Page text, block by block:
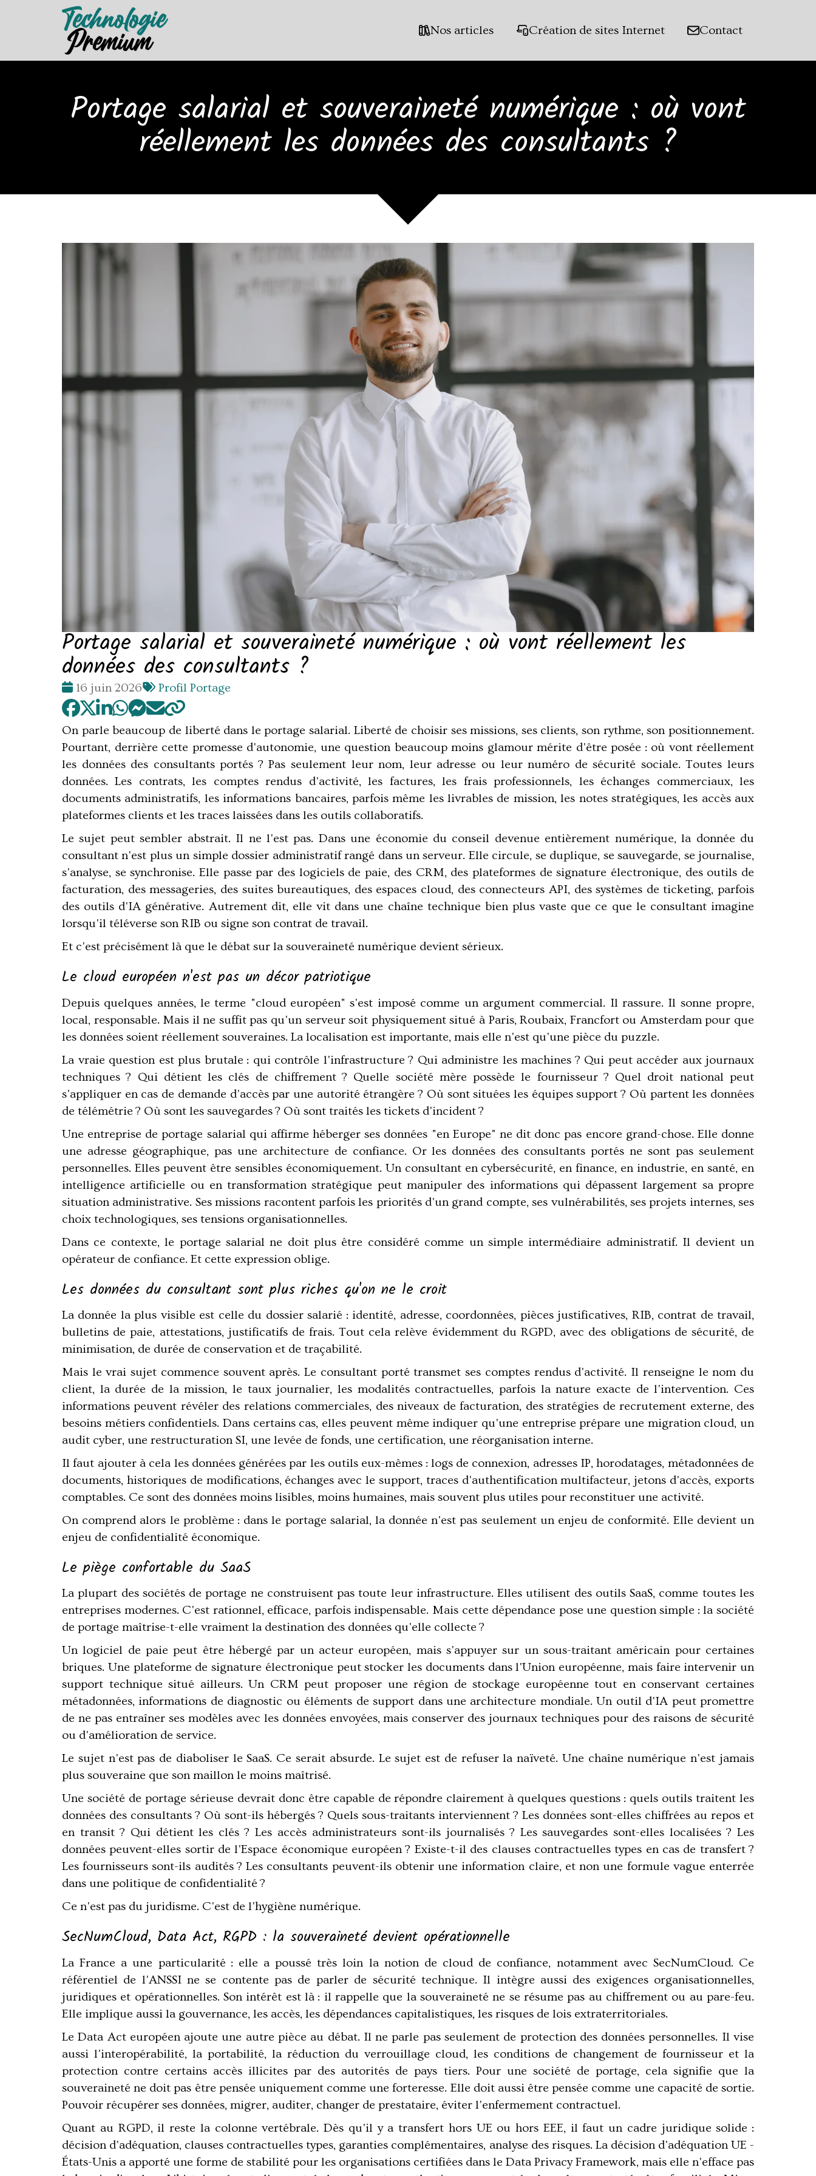
Nos articles Création de sites Internet Contact
Portage salarial et souveraineté numérique : où vont
réellement les données des consultants ?
Portage salarial et souveraineté numérique : où vont réellement les
données des consultants ?
Date
:
16 juin 2026
Tags
:
Profil Portage
On parle beaucoup de liberté dans le portage salarial. Liberté de choisir ses missions, ses clients, son rythme, son positionnement.
Pourtant, derrière cette promesse d'autonomie, une question beaucoup moins glamour mérite d'être posée : où vont réellement
les données des consultants portés ? Pas seulement leur nom, leur adresse ou leur numéro de sécurité sociale. Toutes leurs
données. Les contrats, les comptes rendus d'activité, les factures, les frais professionnels, les échanges commerciaux, les
documents administratifs, les informations bancaires, parfois même les livrables de mission, les notes stratégiques, les accès aux
plateformes clients et les traces laissées dans les outils collaboratifs.
Le sujet peut sembler abstrait. Il ne l'est pas. Dans une économie du conseil devenue entièrement numérique, la donnée du
consultant n'est plus un simple dossier administratif rangé dans un serveur. Elle circule, se duplique, se sauvegarde, se journalise,
s'analyse, se synchronise. Elle passe par des logiciels de paie, des CRM, des plateformes de signature électronique, des outils de
facturation, des messageries, des suites bureautiques, des espaces cloud, des connecteurs API, des systèmes de ticketing, parfois
des outils d'IA générative. Autrement dit, elle vit dans une chaîne technique bien plus vaste que ce que le consultant imagine
lorsqu'il téléverse son RIB ou signe son contrat de travail.
Et c'est précisément là que le débat sur la souveraineté numérique devient sérieux.
Le cloud européen n'est pas un décor patriotique
Depuis quelques années, le terme "cloud européen" s'est imposé comme un argument commercial. Il rassure. Il sonne propre,
local, responsable. Mais il ne suffit pas qu'un serveur soit physiquement situé à Paris, Roubaix, Francfort ou Amsterdam pour que
les données soient réellement souveraines. La localisation est importante, mais elle n'est qu'une pièce du puzzle.
La vraie question est plus brutale : qui contrôle l'infrastructure ? Qui administre les machines ? Qui peut accéder aux journaux
techniques ? Qui détient les clés de chiffrement ? Quelle société mère possède le fournisseur ? Quel droit national peut
s'appliquer en cas de demande d'accès par une autorité étrangère ? Où sont situées les équipes support ? Où partent les données
de télémétrie ? Où sont les sauvegardes ? Où sont traités les tickets d'incident ?
Une entreprise de portage salarial qui affirme héberger ses données "en Europe" ne dit donc pas encore grand-chose. Elle donne
une adresse géographique, pas une architecture de confiance. Or les données des consultants portés ne sont pas seulement
personnelles. Elles peuvent être sensibles économiquement. Un consultant en cybersécurité, en finance, en industrie, en santé, en
intelligence artificielle ou en transformation stratégique peut manipuler des informations qui dépassent largement sa propre
situation administrative. Ses missions racontent parfois les priorités d'un grand compte, ses vulnérabilités, ses projets internes, ses
choix technologiques, ses tensions organisationnelles.
Dans ce contexte, le portage salarial ne doit plus être considéré comme un simple intermédiaire administratif. Il devient un
opérateur de confiance. Et cette expression oblige.
Les données du consultant sont plus riches qu'on ne le croit
La donnée la plus visible est celle du dossier salarié : identité, adresse, coordonnées, pièces justificatives, RIB, contrat de travail,
bulletins de paie, attestations, justificatifs de frais. Tout cela relève évidemment du RGPD, avec des obligations de sécurité, de
minimisation, de durée de conservation et de traçabilité.
Mais le vrai sujet commence souvent après. Le consultant porté transmet ses comptes rendus d'activité. Il renseigne le nom du
client, la durée de la mission, le taux journalier, les modalités contractuelles, parfois la nature exacte de l'intervention. Ces
informations peuvent révéler des relations commerciales, des niveaux de facturation, des stratégies de recrutement externe, des
besoins métiers confidentiels. Dans certains cas, elles peuvent même indiquer qu'une entreprise prépare une migration cloud, un
audit cyber, une restructuration SI, une levée de fonds, une certification, une réorganisation interne.
Il faut ajouter à cela les données générées par les outils eux-mêmes : logs de connexion, adresses IP, horodatages, métadonnées de
documents, historiques de modifications, échanges avec le support, traces d'authentification multifacteur, jetons d'accès, exports
comptables. Ce sont des données moins lisibles, moins humaines, mais souvent plus utiles pour reconstituer une activité.
On comprend alors le problème : dans le portage salarial, la donnée n'est pas seulement un enjeu de conformité. Elle devient un
enjeu de confidentialité économique.
Le piège confortable du SaaS
La plupart des sociétés de portage ne construisent pas toute leur infrastructure. Elles utilisent des outils SaaS, comme toutes les
entreprises modernes. C'est rationnel, efficace, parfois indispensable. Mais cette dépendance pose une question simple : la société
de portage maîtrise-t-elle vraiment la destination des données qu'elle collecte ?
Un logiciel de paie peut être hébergé par un acteur européen, mais s'appuyer sur un sous-traitant américain pour certaines
briques. Une plateforme de signature électronique peut stocker les documents dans l'Union européenne, mais faire intervenir un
support technique situé ailleurs. Un CRM peut proposer une région de stockage européenne tout en conservant certaines
métadonnées, informations de diagnostic ou éléments de support dans une architecture mondiale. Un outil d'IA peut promettre
de ne pas entraîner ses modèles avec les données envoyées, mais conserver des journaux techniques pour des raisons de sécurité
ou d'amélioration de service.
Le sujet n'est pas de diaboliser le SaaS. Ce serait absurde. Le sujet est de refuser la naïveté. Une chaîne numérique n'est jamais
plus souveraine que son maillon le moins maîtrisé.
Une société de portage sérieuse devrait donc être capable de répondre clairement à quelques questions : quels outils traitent les
données des consultants ? Où sont-ils hébergés ? Quels sous-traitants interviennent ? Les données sont-elles chiffrées au repos et
en transit ? Qui détient les clés ? Les accès administrateurs sont-ils journalisés ? Les sauvegardes sont-elles localisées ? Les
données peuvent-elles sortir de l'Espace économique européen ? Existe-t-il des clauses contractuelles types en cas de transfert ?
Les fournisseurs sont-ils audités ? Les consultants peuvent-ils obtenir une information claire, et non une formule vague enterrée
dans une politique de confidentialité ?
Ce n'est pas du juridisme. C'est de l'hygiène numérique.
SecNumCloud, Data Act, RGPD : la souveraineté devient opérationnelle
La France a une particularité : elle a poussé très loin la notion de cloud de confiance, notamment avec SecNumCloud. Ce
référentiel de l'ANSSI ne se contente pas de parler de sécurité technique. Il intègre aussi des exigences organisationnelles,
juridiques et opérationnelles. Son intérêt est là : il rappelle que la souveraineté ne se résume pas au chiffrement ou au pare-feu.
Elle implique aussi la gouvernance, les accès, les dépendances capitalistiques, les risques de lois extraterritoriales.
Le Data Act européen ajoute une autre pièce au débat. Il ne parle pas seulement de protection des données personnelles. Il vise
aussi l'interopérabilité, la portabilité, la réduction du verrouillage cloud, les conditions de changement de fournisseur et la
protection contre certains accès illicites par des autorités de pays tiers. Pour une société de portage, cela signifie que la
souveraineté ne doit pas être pensée uniquement comme une forteresse. Elle doit aussi être pensée comme une capacité de sortie.
Pouvoir récupérer ses données, migrer, auditer, changer de prestataire, éviter l'enfermement contractuel.
Quant au RGPD, il reste la colonne vertébrale. Dès qu'il y a transfert hors UE ou hors EEE, il faut un cadre juridique solide :
décision d'adéquation, clauses contractuelles types, garanties complémentaires, analyse des risques. La décision d'adéquation UE -
États-Unis a apporté une forme de stabilité pour les organisations certifiées dans le Data Privacy Framework, mais elle n'efface pas